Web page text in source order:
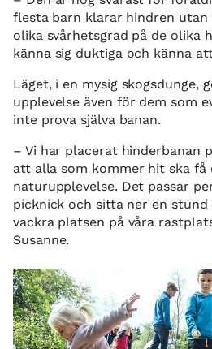
flesta barn klarar hindren
olika svårhetsgrad på de olika
känna sig duktiga och känna
Läget, i en mysig skogsdunge,
upplevelse även för dem som
inte prova själva banan.
– Vi har placerat hinderbanan
att alla som kommer hit ska få
naturupplevelse. Det passar
picknick och sitta ner en stund
vackra platsen på våra
Susanne.